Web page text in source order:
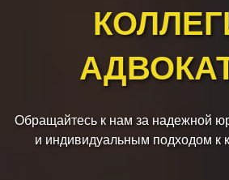
Обращайтесь к нам за надежной
и индивидуальным подходом к